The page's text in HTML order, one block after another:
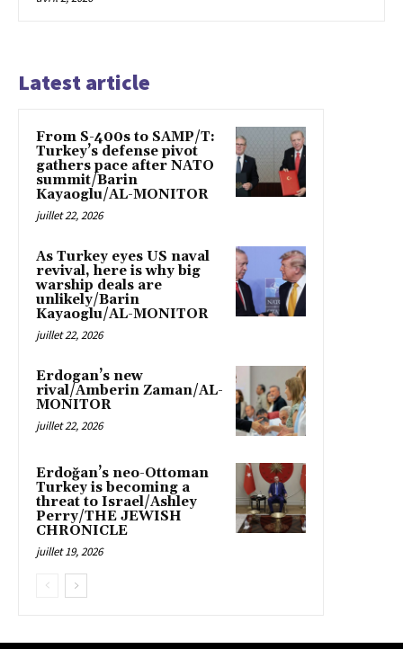
Latest article
From S-400s to SAMP/T:
Turkey’s defense pivot
gathers pace after NATO
summit/Barin
Kayaoglu/AL-MONITOR
juillet 22, 2026
As Turkey eyes US naval
revival, here is why big
warship deals are
unlikely/Barin
Kayaoglu/AL-MONITOR
juillet 22, 2026
Erdogan’s new
rival/Amberin Zaman/AL-
MONITOR
juillet 22, 2026
Erdoğan’s neo-Ottoman
Turkey is becoming a
threat to Israel/Ashley
Perry/THE JEWISH
CHRONICLE
juillet 19, 2026